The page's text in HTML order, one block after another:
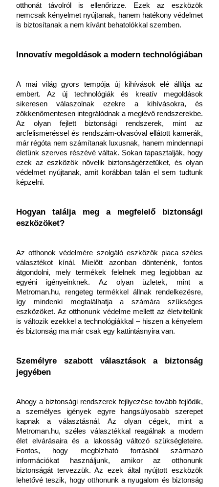
otthonát távolról is ellenőrizze. Ezek az eszközök
nemcsak kényelmet nyújtanak, hanem hatékony védelmet
is biztosítanak a nem kívánt behatolókkal szemben.
Innovatív megoldások a modern technológiában
A mai világ gyors tempója új kihívások elé állítja az
embert. Az új technológiák és kreatív megoldások
sikeresen válaszolnak ezekre a kihívásokra, és
zökkenőmentesen integrálódnak a meglévő rendszerekbe.
Az olyan fejlett biztonsági rendszerek, mint az
arcfelismeréssel és rendszám-olvasóval ellátott kamerák,
már régóta nem számítanak luxusnak, hanem mindennapi
életünk szerves részévé váltak. Sokan tapasztalják, hogy
ezek az eszközök növelik biztonságérzetüket, és olyan
védelmet nyújtanak, amit korábban talán el sem tudtunk
képzelni.
Hogyan találja meg a megfelelő biztonsági
eszközöket?
Az otthonok védelmére szolgáló eszközök piaca széles
választékot kínál. Mielőtt azonban döntenénk, fontos
átgondolni, mely termékek felelnek meg legjobban az
egyéni igényeinknek. Az olyan üzletek, mint a
Metroman.hu, rengeteg termékkel állnak rendelkezésre,
így mindenki megtalálhatja a számára szükséges
eszközöket. Az otthonunk védelme mellett az életvitelünk
is változik ezekkel a technológiákkal – hiszen a kényelem
és biztonság ma már csak egy kattintásnyira van.
Személyre szabott választások a biztonság
jegyében
Ahogy a biztonsági rendszerek fejliyezése tovább fejlődik,
a személyes igények egyre hangsúlyosabb szerepet
kapnak a választásnál. Az olyan cégek, mint a
Metroman.hu, széles választékkal reagálnak a modern
élet elvárásaira és a lakosság változó szükségleteire.
Fontos, hogy megbízható forrásból származó
információkat használjunk, amikor az otthonunk
biztonságát tervezzük. Az ezek által nyújtott eszközök
lehetővé teszik, hogy otthonunk a nyugalom és biztonság